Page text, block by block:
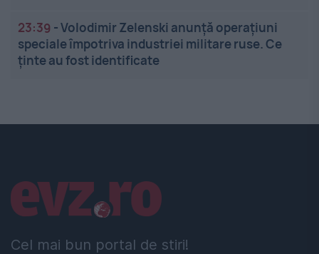
23:39 -Volodimir Zelenski anunță operațiuni
speciale împotriva industriei militare ruse. Ce
ținte au fost identificate
Cel mai bun portal de stiri!
Linkuri utile